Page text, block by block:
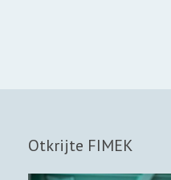
Otkrijte FIMEK